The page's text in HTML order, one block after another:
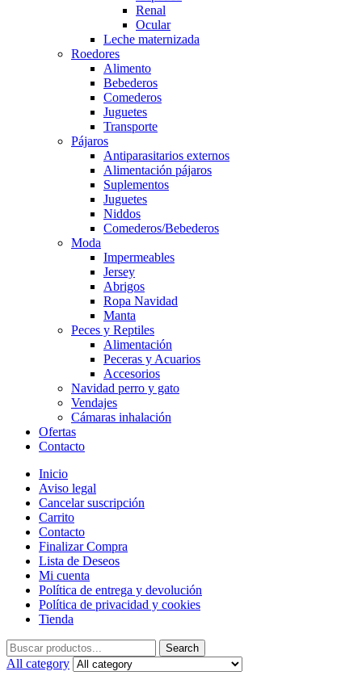
Renal
Ocular
Leche maternizada
Roedores
Alimento
Bebederos
Comederos
Juguetes
Transporte
Pájaros
Antiparasitarios externos
Alimentación pájaros
Suplementos
Juguetes
Niddos
Comederos/Bebederos
Moda
Impermeables
Jersey
Abrigos
Ropa Navidad
Manta
Peces y Reptiles
Alimentación
Peceras y Acuarios
Accesorios
Navidad perro y gato
Vendajes
Cámaras inhalación
Ofertas
Contacto
Inicio
Aviso legal
Cancelar suscripción
Carrito
Contacto
Finalizar Compra
Lista de Deseos
Mi cuenta
Política de entrega y devolución
Política de privacidad y cookies
Tienda
Search
for:
Search
All category